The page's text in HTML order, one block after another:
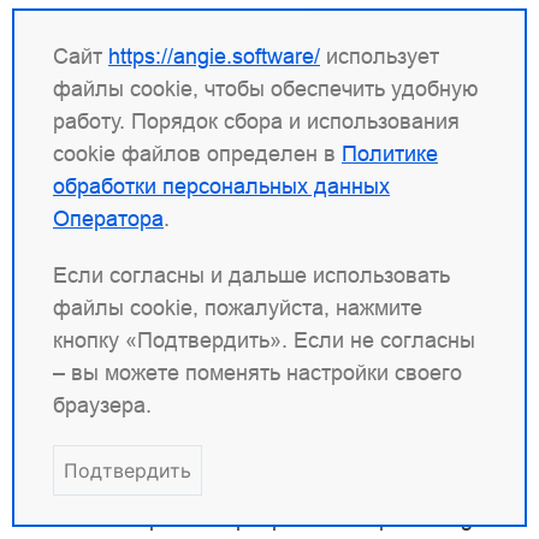
параметрами и директивой
.
Если файл /data/www/index.html не
существует, но файл /data/www/index.php
существует, директива выполняет внутреннюю
переадресацию на /index.php , и Angie снова
ищет локации, как если бы запрос был
отправлен клиентом. Как упоминалось ранее,
будет обработан сервером FastCGI.
Проксирование и балансировка
нагрузки
Одним из распространенных способов
использования Angie ADC является настройка
в качестве прокси-сервера. В этой роли Angie
Сайт https://angie.software/ использует
файлы cookie, чтобы обеспечить удобную
работу. Порядок сбора и использования
cookie файлов определен в Политике
обработки персональных данных
Оператора.
Если согласны и дальше использовать
файлы cookie, пожалуйста, нажмите
кнопку «Подтвердить». Если не согласны
– вы можете поменять настройки своего
браузера.
Подтвердить